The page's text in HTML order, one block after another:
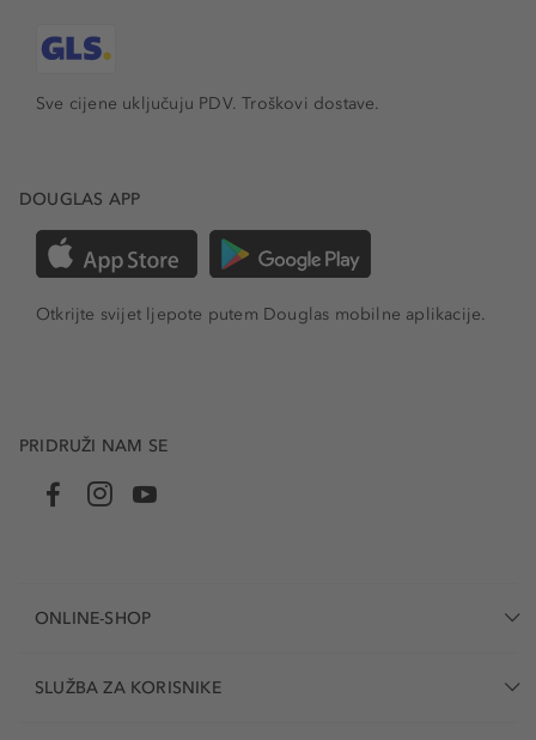
Sve cijene uključuju PDV.Troškovi dostave.
DOUGLAS APP
Otkrijte svijet ljepote putem Douglas mobilne aplikacije.
PRIDRUŽI NAM SE
ONLINE-SHOP
SLUŽBA ZA KORISNIKE